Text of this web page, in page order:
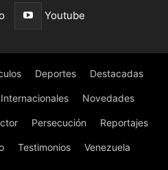
Youtube
Deportes Destacadas
Internacionales Novedades
Persecución Reportajes
Testimonios Venezuela